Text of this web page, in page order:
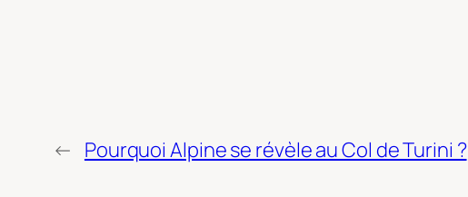
← Pourquoi Alpine se révèle au Col de Turini ?